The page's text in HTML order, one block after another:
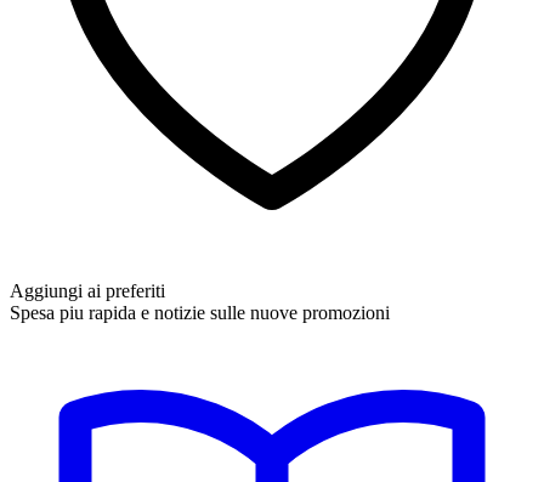
Aggiungi ai preferiti
Spesa piu rapida e notizie sulle nuove promozioni